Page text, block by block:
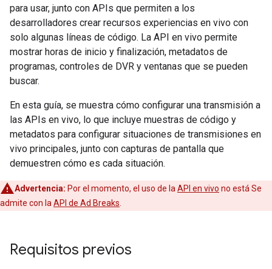
para usar, junto con APIs que permiten a los
desarrolladores crear recursos experiencias en vivo con
solo algunas líneas de código. La API en vivo permite
mostrar horas de inicio y finalización, metadatos de
programas, controles de DVR y ventanas que se pueden
buscar.
En esta guía, se muestra cómo configurar una transmisión a
las APIs en vivo, lo que incluye muestras de código y
metadatos para configurar situaciones de transmisiones en
vivo principales, junto con capturas de pantalla que
demuestren cómo es cada situación.
Advertencia: Por el momento, el uso de la API en vivo no está Se
admite con la API de Ad Breaks
Requisitos previos